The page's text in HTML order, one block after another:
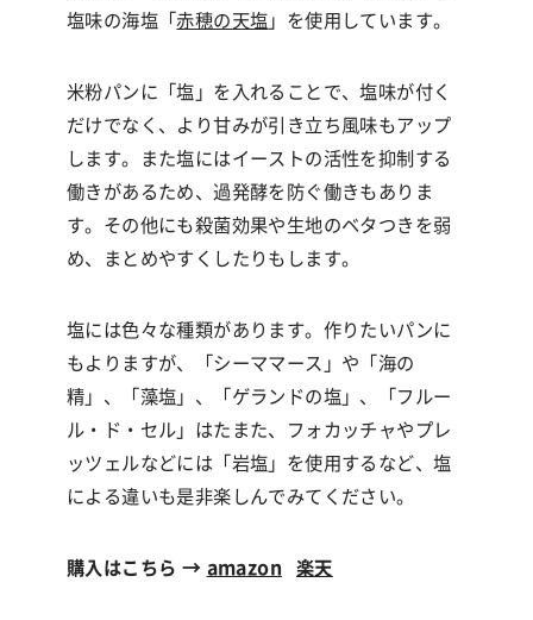
塩味の海塩「 赤穂の天塩 」を使用しています。
米粉パンに「塩」を入れることで、塩味が付く
だけでなく、より甘みが引き立ち風味もアップ
します。また塩にはイーストの活性を抑制する
働きがあるため、過発酵を防ぐ働きもありま
す。その他にも殺菌効果や生地のベタつきを弱
め、まとめやすくしたりもします。
塩には色々な種類があります。作りたいパンに
もよりますが、「シーママース」や「海の
精」、「藻塩」、「ゲランドの塩」、「フルー
ル・ド・セル」はたまた、フォカッチャやプレ
ッツェルなどには「岩塩」を使用するなど、塩
による違いも是非楽しんでみてください。
購入はこちら → amazon 楽天